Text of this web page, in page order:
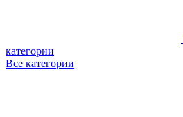
категории
Все категории